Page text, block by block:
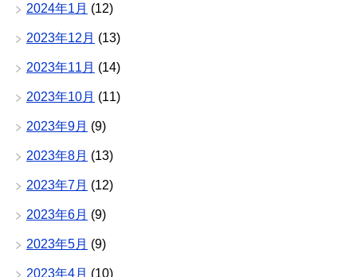
2024年1月 (12)
2023年12月 (13)
2023年11月 (14)
2023年10月 (11)
2023年9月 (9)
2023年8月 (13)
2023年7月 (12)
2023年6月 (9)
2023年5月 (9)
2023年4月 (10)